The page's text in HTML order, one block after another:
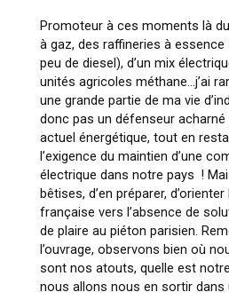
Promoteur à ces moments là
à gaz, des raffineries à
peu de diesel), d’un mix
unités agricoles méthane…j’ai
une grande partie de ma vie
donc pas un défenseur
actuel énergétique, tout en
l’exigence du maintien d’une
électrique dans notre pays !
bêtises, d’en préparer,
française vers l’absence de
de plaire au piéton parisien.
l’ouvrage, observons bien où
sont nos atouts, quelle est
nous allons nous en sortir